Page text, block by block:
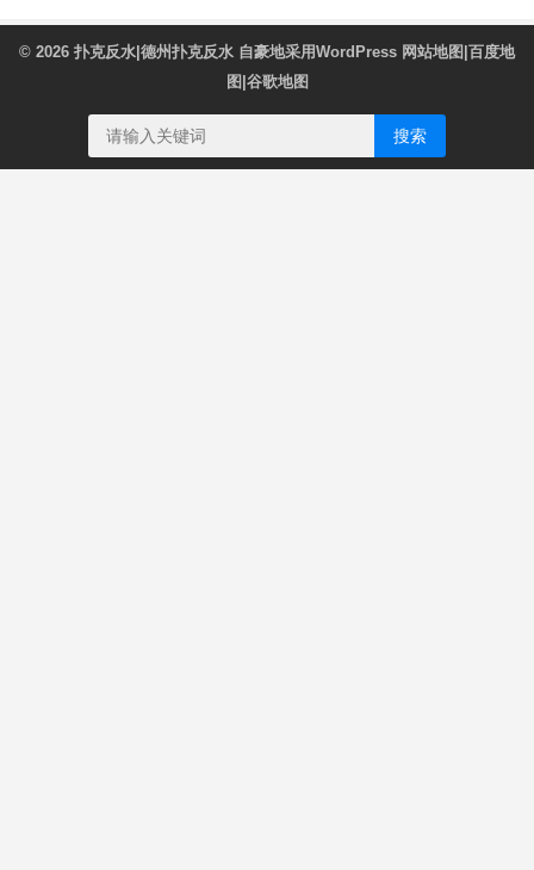
© 2026 扑克反水|德州扑克反水 自豪地采用WordPress 网站地图 百度地
图 谷歌地图
搜索